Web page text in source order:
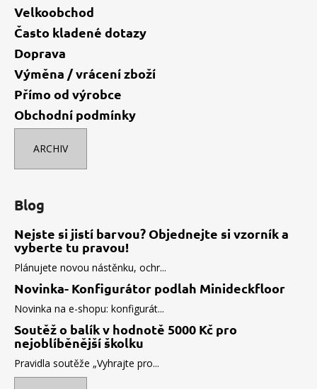
Velkoobchod
Často kladené dotazy
Doprava
Výměna / vrácení zboží
Přímo od výrobce
Obchodní podmínky
ARCHIV
Blog
Nejste si jistí barvou? Objednejte si vzorník a
vyberte tu pravou!
Plánujete novou nástěnku, ochr...
Novinka- Konfigurátor podlah Minideckfloor
Novinka na e-shopu: konfigurát...
Soutěž o balík v hodnotě 5000 Kč pro
nejoblíběnější školku
Pravidla soutěže „Vyhrajte pro...